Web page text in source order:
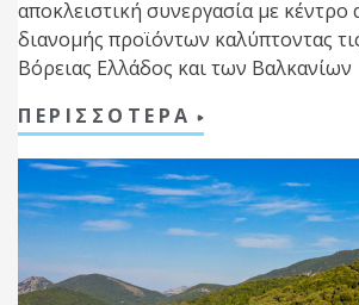
αποκλειστική συνεργασία με κέντρο
διανομής προϊόντων καλύπτοντας
Βόρειας Ελλάδος και των Βαλκανίων
ΠΕΡΙΣΣΟΤΕΡΑ